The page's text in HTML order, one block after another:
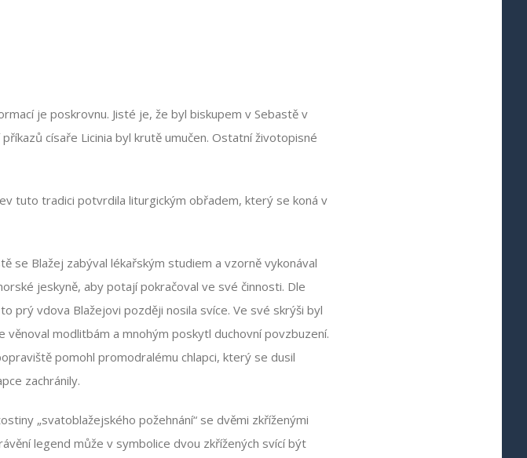
je poskrovnu. Jisté je, že byl biskupem v Sebastě v
císaře Licinia byl krutě umučen. Ostatní životopisné
tuto tradici potvrdila liturgickým obřadem, který se koná v
se Blažej zabýval lékařským studiem a vzorně vykonával
jeskyně, aby potají pokračoval ve své činnosti. Dle
prý vdova Blažejovi později nosila svíce. Ve své skrýši byl
modlitbám a mnohým poskytl duchovní povzbuzení.
pomohl promodralému chlapci, který se dusil
zachránily.
„svatoblažejského požehnání“ se dvěmi zkříženými
legend může v symbolice dvou zkřížených svící být